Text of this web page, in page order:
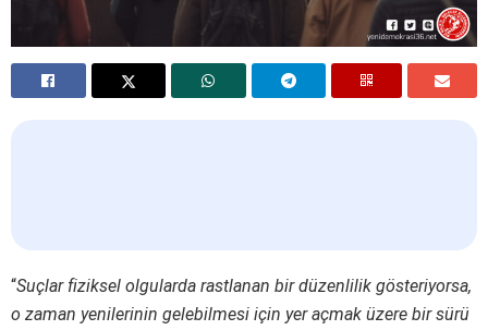
“Suçlar fiziksel olgularda rastlanan bir düzenlilik gösteriyorsa,
o zaman yenilerinin gelebilmesi için yer açmak üzere bir sürü